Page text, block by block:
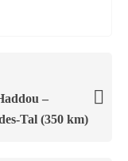
–
Tal (350 km)